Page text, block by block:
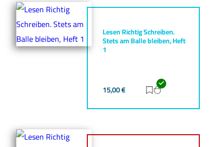
Lesen Richtig Schreiben.
Stets am Balle bleiben, Heft
1
15,00€ Zur Merkliste
Zum Warenkorb